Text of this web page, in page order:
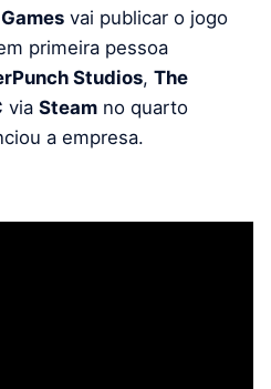
vai publicar o jogo
primeira pessoa
Studios, The
via Steam no quarto
a empresa.